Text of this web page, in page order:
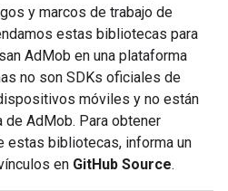
y marcos de trabajo de
estas bibliotecas para
AdMob en una plataforma
no son SDKs oficiales de
móviles y no están
AdMob. Para obtener
estas bibliotecas, informa un
en GitHub Source.